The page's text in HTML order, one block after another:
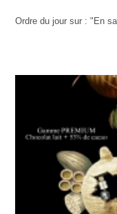
Ordre du jour sur : "En